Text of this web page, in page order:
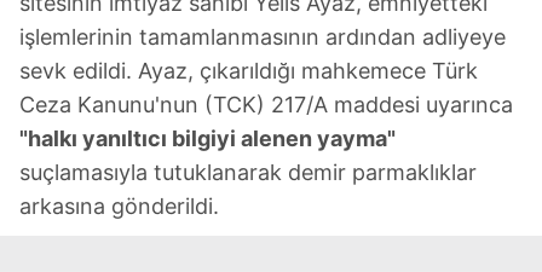
işlemlerinin tamamlanmasının ardından adliyeye
sevk edildi. Ayaz, çıkarıldığı mahkemece Türk
Ceza Kanunu'nun (TCK) 217/A maddesi uyarınca
"halkı yanıltıcı bilgiyi alenen yayma"
suçlamasıyla tutuklanarak demir parmaklıklar
arkasına gönderildi.